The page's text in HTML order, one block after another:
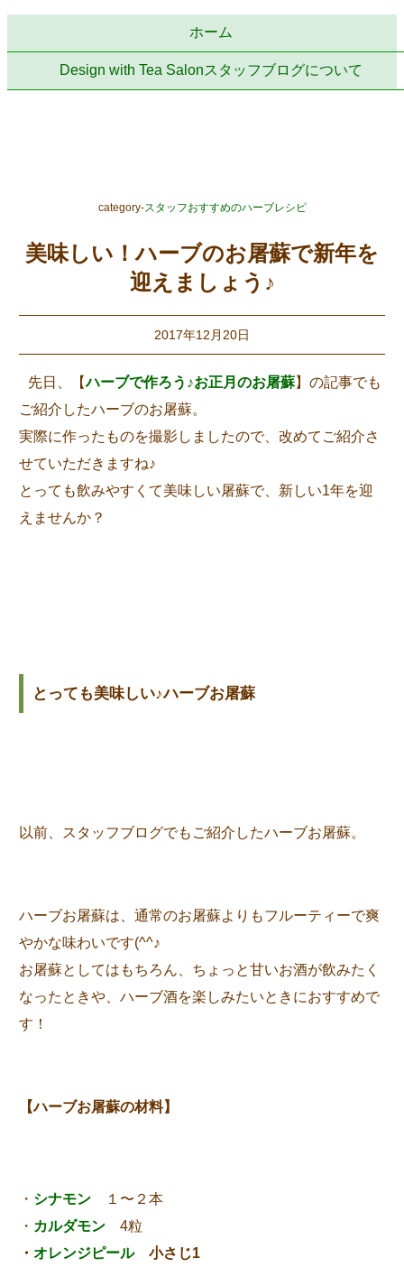
ホーム
Design with Tea Salonスタッフブログについて
category-スタッフおすすめのハーブレシピ
美味しい！ハーブのお屠蘇で新年を
迎えましょう♪
2017年12月20日
先日、【ハーブで作ろう♪お正月のお屠蘇】の記事でも
ご紹介したハーブのお屠蘇。
実際に作ったものを撮影しましたので、改めてご紹介さ
せていただきますね♪
とっても飲みやすくて美味しい屠蘇で、新しい1年を迎
えませんか？
とっても美味しい♪ハーブお屠蘇
以前、スタッフブログでもご紹介したハーブお屠蘇。
ハーブお屠蘇は、通常のお屠蘇よりもフルーティーで爽
やかな味わいです(^^♪
お屠蘇としてはもちろん、ちょっと甘いお酒が飲みたく
なったときや、ハーブ酒を楽しみたいときにおすすめで
す！
【ハーブお屠蘇の材料】
・ シナモン１〜２本
・ カルダモン4粒
・ オレンジピール小さじ1